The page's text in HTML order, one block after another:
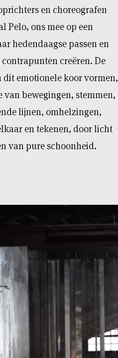
en choreografen
Pelo, ons mee op een
hedendaagse passen en
creëren. De
dit emotionele koor vormen,
van bewegingen, stemmen,
lijnen, omhelzingen,
en tekenen, door licht
van pure schoonheid.